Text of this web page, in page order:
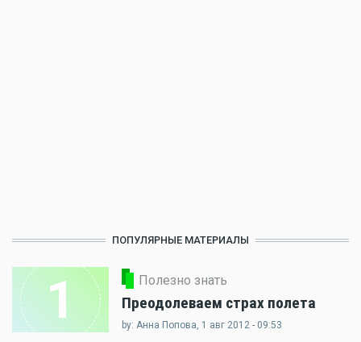
ПОПУЛЯРНЫЕ МАТЕРИАЛЫ
1 Полезно знать
Преодолеваем страх полета
by: Анна Попова, 1 авг 2012 - 09:53